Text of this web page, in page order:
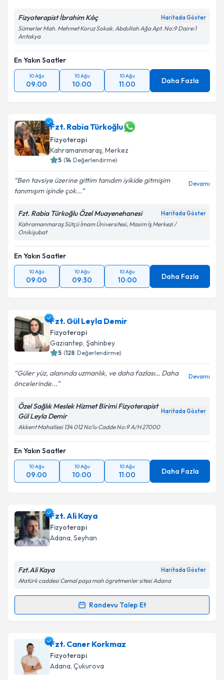
Fizyoterapist İbrahim Kılıç Haritada Göster
Sümerler Mah. Mehmet Koruz Sokak. Abdullah Ağa Apt. No:9 Daire:1
Antakya
En Yakın Saatler
10 Ağu
09:00
10 Ağu
10:00
10 Ağu
11:00 Daha Fazla
Fzt. Rabia Türkoğlu
Fizyoterapi
Kahramanmaraş, Merkez
5 (14 Değerlendirme)
Ben tavsiye üzerine gittim tanıdım iyikide gitmişim
tanımışım işinde çok...
Devamı
Fzt. Rabia Türkoğlu Özel Muayenehanesi Haritada Göster
Kahramanmaraş Sütçü İmam Üniversitesi, Masim İş Merkezi /
Onikişubat
En Yakın Saatler
10 Ağu
09:00
10 Ağu
09:30
10 Ağu
10:00 Daha Fazla
Fzt. Gül Leyla Demir
Fizyoterapi
Gaziantep, Şahinbey
5 (128 Değerlendirme)
Güler yüz, alanında uzmanlık, ve daha fazlası… Daha
öncelerinde...
Devamı
Özel Sağlık Meslek Hizmet Birimi Fizyoterapist
Gül Leyla Demir
Haritada Göster
Akkent Mahallesi 134 012 No'lu Cadde No:9 A/H 27000
En Yakın Saatler
10 Ağu
09:00
10 Ağu
10:00
10 Ağu
11:00 Daha Fazla
Fzt. Ali Kaya
Fizyoterapi
Adana, Seyhan
Fzt.Ali Kaya Haritada Göster
Atatürk caddesi Cemal paşa mah ögretmenler sitesi Adana
Randevu Talep Et
Randevu Takvimi Talebi
Fzt. Ali Kayaiçin randevu takvimi talebi oluşturun.
Size bu uzmandan randevu almanız için bir takvim
hazırlandığında e-posta ile bilgilendireceğiz.
Fzt. Caner Korkmaz
Fizyoterapi
Adana, Çukurova